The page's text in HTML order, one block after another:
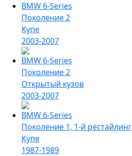
BMW 6-Series
Поколение 2
Купе
2003-2007
BMW 6-Series
Поколение 2
Открытый кузов
2003-2007
BMW 6-Series
Поколение 1, 1-й рестайлинг
Купе
1987-1989